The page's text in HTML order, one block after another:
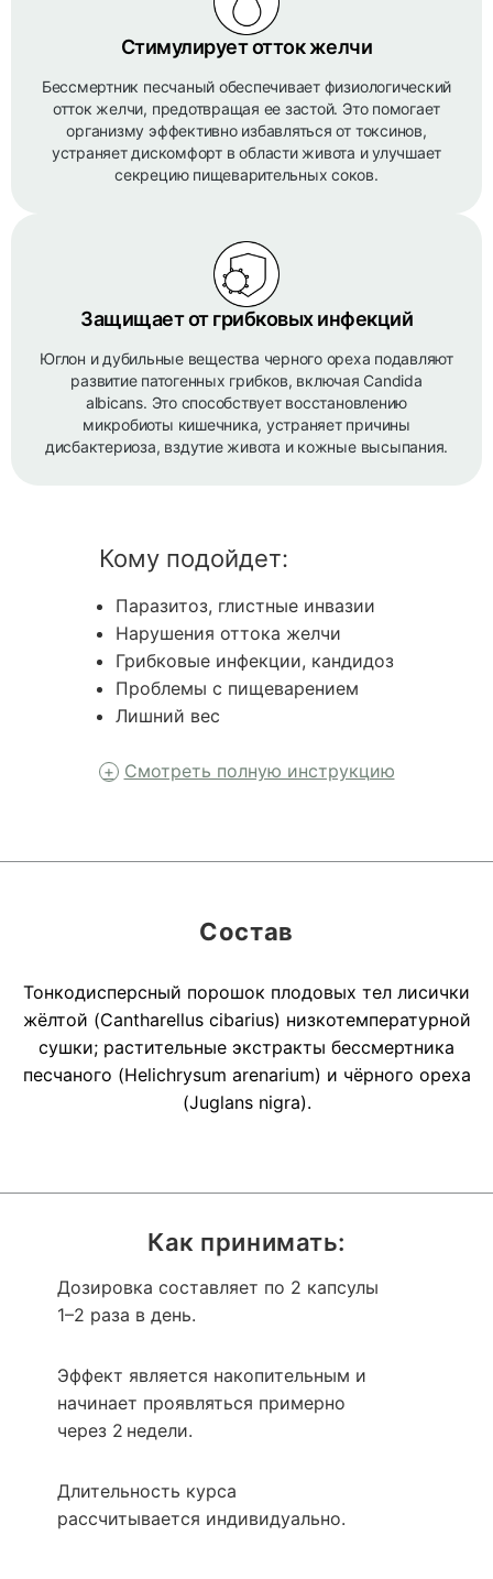
Стимулирует отток желчи
Бессмертник песчаный обеспечивает физиологический
отток желчи, предотвращая ее застой. Это помогает
организму эффективно избавляться от токсинов,
устраняет дискомфорт в области живота и улучшает
секрецию пищеварительных соков.
Защищает от грибковых инфекций
Юглон и дубильные вещества черного ореха подавляют
развитие патогенных грибков, включая Candida
albicans. Это способствует восстановлению
микробиоты кишечника, устраняет причины
дисбактериоза, вздутие живота и кожные высыпания.
Кому подойдет:
Паразитоз, глистные инвазии
Нарушения оттока желчи
Грибковые инфекции, кандидоз
Проблемы с пищеварением
Лишний вес
Смотреть полную инструкцию
Как принимать:
Дозировка составляет по 2 капсулы
1–2 раза в день.
Эффект является накопительным и
начинает проявляться примерно
через 2 недели.
Длительность курса
рассчитывается индивидуально.
Состав
Тонкодисперсный порошок плодовых тел лисички
жёлтой (Cantharellus cibarius) низкотемпературной
сушки; растительные экстракты бессмертника
песчаного (Helichrysum arenarium) и чёрного ореха
(Juglans nigra).